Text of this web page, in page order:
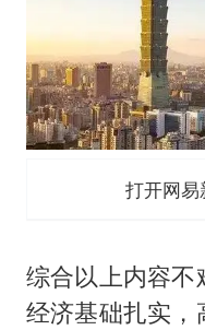
打开网
综合以上内容不
经济基础扎实